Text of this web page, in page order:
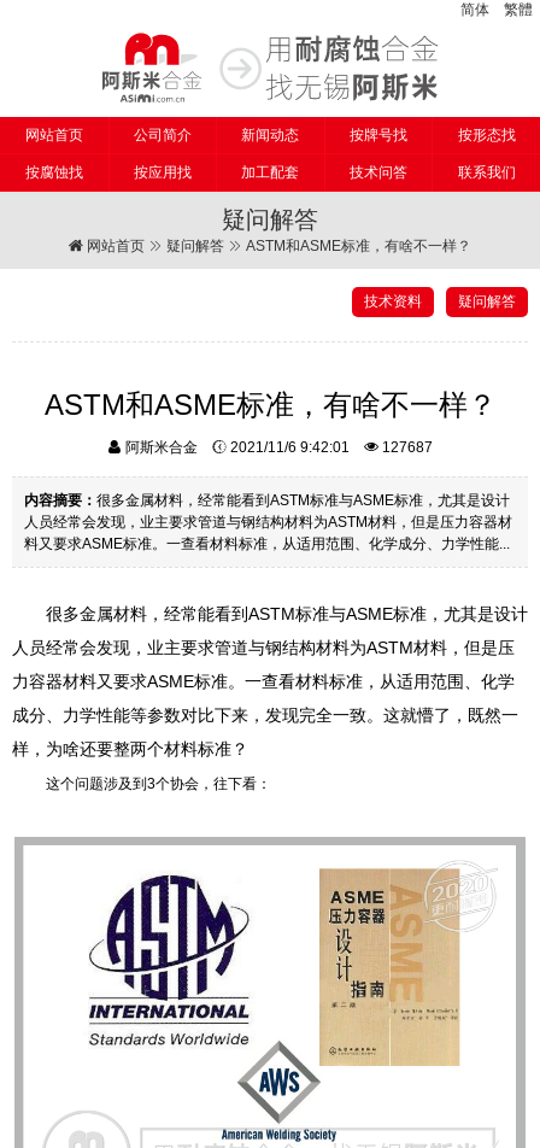
简体 繁體
网站首页 公司简介 新闻动态 按牌号找 按形态找
按腐蚀找 按应用找 加工配套 技术问答 联系我们
疑问解答
网站首页 疑问解答 ASTM和ASME标准，有啥不一样？
技术资料 疑问解答
ASTM和ASME标准，有啥不一样？
阿斯米合金 2021/11/6 9:42:01 127687
内容摘要： 很多金属材料，经常能看到ASTM标准与ASME标准，尤其是设计
人员经常会发现，业主要求管道与钢结构材料为ASTM材料，但是压力容器材
料又要求ASME标准。一查看材料标准，从适用范围、化学成分、力学性能...
很多金属材料，经常能看到ASTM标准与ASME标准，尤其是设计
人员经常会发现，业主要求管道与钢结构材料为ASTM材料，但是压
力容器材料又要求ASME标准。一查看材料标准，从适用范围、化学
成分、力学性能等参数对比下来，发现完全一致。这就懵了，既然一
样，为啥还要整两个材料标准？
这个问题涉及到3个协会，往下看：